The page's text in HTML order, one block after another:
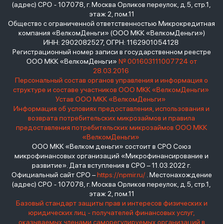
(адрес) СРО - 107078, г. Москва Орликов переулок, д.5, стр.1,
этаж 2, пом.11
Общество с ограниченной ответственностью Микрокредитная
компания «ВелкомДеньги» (ООО МКК «ВелкомДеньги»)
ИНН: 2902082527, ОГРН: 1162901054128
Регистрационный номер записи в государственном реестре
ООО МКК «ВелкомДеньги» № 001603111007724 от
28.03.2016
Персональный состав органов управления и информация о
структуре и составе участников ООО МКК «ВелкомДеньги»
Устав ООО МКК «ВелкомДеньги»
Информация об условиях предоставления, использования и
возврата потребительских микрозаймов и правила
предоставления потребительских микрозаймов ООО МКК
«ВелкомДеньги»
ООО МКК «Велком деньги» состоит в СРО Союз
микрофинансовых организаций «Микрофинансирование и
развитие». Дата вступления в СРО – 11.03.2022 г.
Официальный сайт СРО –https://npmir.ru/. Местонахождение
(адрес) СРО - 107078, г. Москва Орликов переулок, д.5, стр.1,
этаж 2, пом.11
Базовый стандарт защиты прав и интересов физических и
юридических лиц - получателей финансовых услуг,
оказываемых членами саморегулируемых организаций в